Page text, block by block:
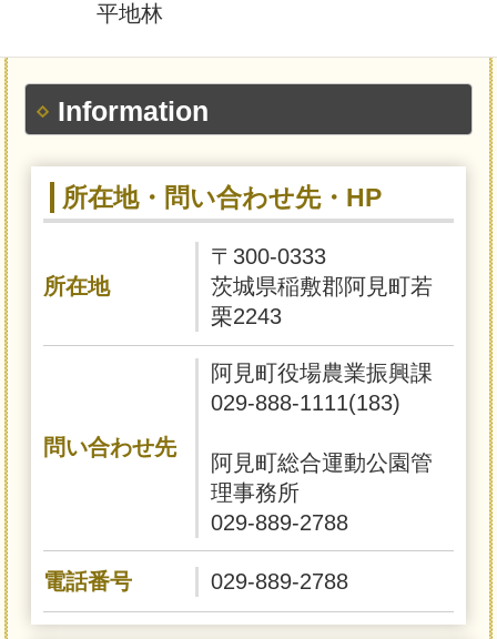
平地林
Information
所在地・問い合わせ先・HP
所在地
〒300-0333
茨城県稲敷郡阿見町若
栗2243
問い合わせ先
阿見町役場農業振興課
029-888-1111(183)
阿見町総合運動公園管
理事務所
029-889-2788
電話番号 029-889-2788